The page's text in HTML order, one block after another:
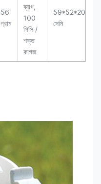
56
গ্রাম
ব্যাগ,
100
পিসি /
শক্ত
কাগজ
59*52*20
সেমি